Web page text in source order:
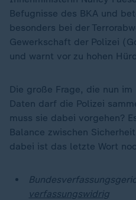
Befugnisse des BKA und
besonders bei der
Gewerkschaft der Polizei
und warnt vor zu hohen
Die große Frage, die nun
Daten darf die Polizei
muss sie dabei vorgehen?
Balance zwischen
dabei ist das letzte Wort
verfassungswidrig